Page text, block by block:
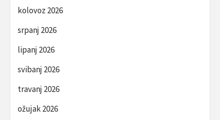
kolovoz 2026
srpanj 2026
lipanj 2026
svibanj 2026
travanj 2026
ožujak 2026